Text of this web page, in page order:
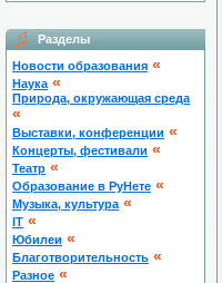
Разделы
Новости образования «
Наука «
Природа, окружающая среда
«
Выставки, конференции «
Концерты, фестивали «
Театр «
Образование в РуНете «
Музыка, культура «
IT «
Юбилеи «
Благотворительность «
Разное «